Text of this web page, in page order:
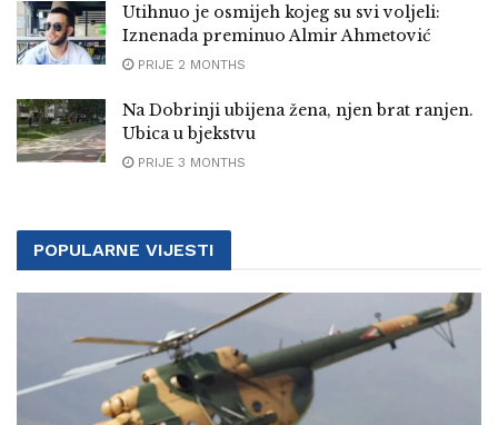
Utihnuo je osmijeh kojeg su svi voljeli:
Iznenada preminuo Almir Ahmetović
PRIJE 2 MONTHS
Na Dobrinji ubijena žena, njen brat ranjen.
Ubica u bjekstvu
PRIJE 3 MONTHS
POPULARNE VIJESTI